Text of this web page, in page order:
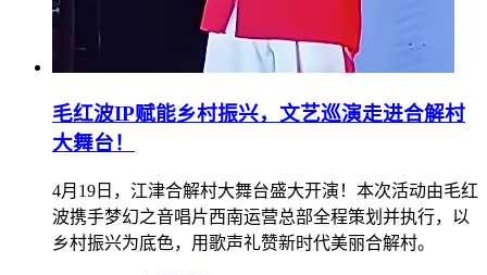
毛红波IP赋能乡村振兴，文艺巡演走进合解村
大舞台！
4月19日，江津合解村大舞台盛大开演！本次活动由毛红
波携手梦幻之音唱片西南运营总部全程策划并执行，以
乡村振兴为底色，用歌声礼赞新时代美丽合解村。